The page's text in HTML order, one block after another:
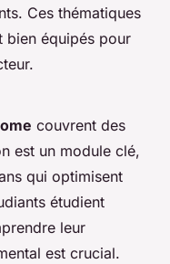
Ces thématiques
bien équipés pour
couvrent des
est un module clé,
qui optimisent
étudient
leur
est crucial.